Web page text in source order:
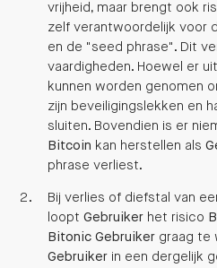
vrijheid, maar brengt ook
zelf verantwoordelijk voor
en de "seed phrase". Dit
vaardigheden. Hoewel er
kunnen worden genomen
zijn beveiligingslekken en
sluiten. Bovendien is er
Bitcoin kan herstellen als
phrase verliest.
Bij verlies of diefstal van
loopt Gebruikerhet risico
Bitonic Gebruikergraag te
Gebruikerin een dergelijk